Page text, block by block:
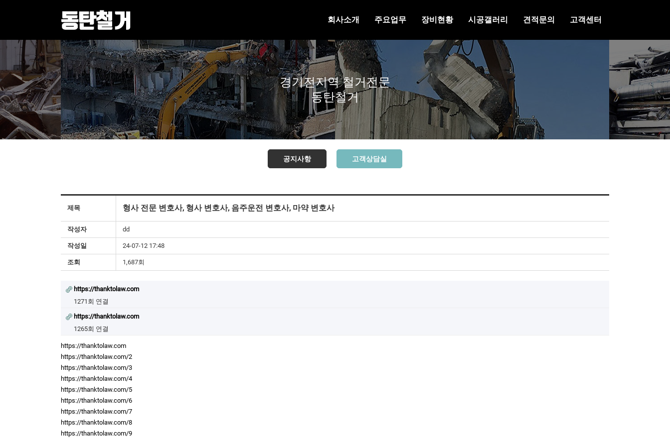
회사소개 주요업무 장비현황 시공갤러리 견적문의 고객센터
경기전지역 철거전문
동탄철거
공지사항 고객상담실
제목 형사 전문 변호사, 형사 변호사, 음주운전 변호사, 마약 변호사
작성자 dd
작성일 24-07-12 17:48
조회 1,687회
https://thanktolaw.com
1271회 연결
https://thanktolaw.com
1265회 연결
https://thanktolaw.com
https://thanktolaw.com/2
https://thanktolaw.com/3
https://thanktolaw.com/4
https://thanktolaw.com/5
https://thanktolaw.com/6
https://thanktolaw.com/7
https://thanktolaw.com/8
https://thanktolaw.com/9